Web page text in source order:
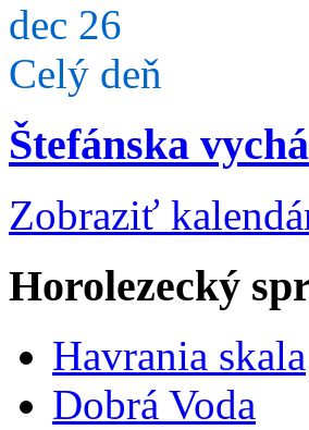
dec 26
Celý deň
Štefánska
Zobraziť
Horolezecký
Havrania skala
Dobrá Voda